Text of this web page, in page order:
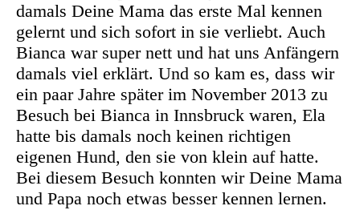
damals Deine Mama das erste Mal kennen
gelernt und sich sofort in sie verliebt. Auch
Bianca war super nett und hat uns Anfängern
damals viel erklärt. Und so kam es, dass wir
ein paar Jahre später im November 2013 zu
Besuch bei Bianca in Innsbruck waren, Ela
hatte bis damals noch keinen richtigen
eigenen Hund, den sie von klein auf hatte.
Bei diesem Besuch konnten wir Deine Mama
und Papa noch etwas besser kennen lernen.